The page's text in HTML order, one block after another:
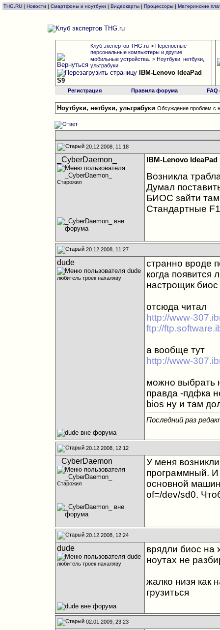
THG.RU | Новости | Смартфоны и ноутбуки | Видеокарты | Процессоры | Материнские
Клуб экспертов THG.ru > Переносные
персональные компьютеры и другие
мобильные устройства. > Ноутбуки, нетбуки,
ультрабуки
IBM-Lenovo IdeaPad
S9
Регистрация Правила форума
Ноутбуки, нетбуки, ультрабуки Обсуждение проблем с
20.12.2008, 11:18
_CyberDaemon_
Старожил
IBM-Lenovo IdeaPad
Возникла
Думал
БИОС зайти
Стандартные
20.12.2008, 11:27
dude
любитель троек нахаляву
странно вроде
когда появится
настрощик биос
отсюда читал
http://www-
ftp://
а вообще тут
http://www-
можно выбрать
правда -пдфка
bios ну и там
Последний раз
20.12.2008, 12:12
_CyberDaemon_
Старожил
У меня
программный.
основной
of=/dev/sd0.
20.12.2008, 12:24
dude
любитель троек нахаляву
врядли биос на
ноутах не
жалко низя как
грузиться
02.01.2009, 23:23